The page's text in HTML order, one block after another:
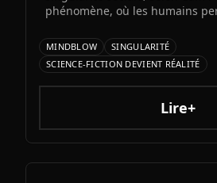
phénomène, où les humains
artificielles, précéderait la
technologique attendue pour
MINDBLOW
SINGULARITÉ
SCIENCE-FICTION DEVIENT RÉALITÉ
Lire+